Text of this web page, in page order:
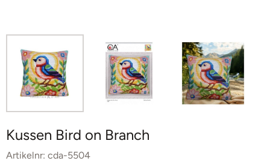
Kussen Bird on Branch
Artikelnr: cda-5504